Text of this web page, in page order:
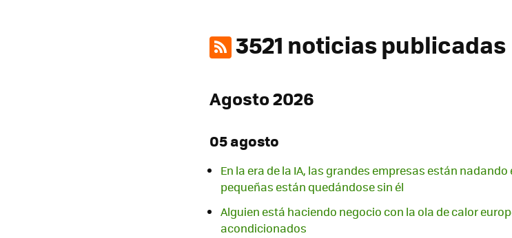
3521 noticias publicadas
Agosto 2026
05 agosto
En la era de la IA, las grandes empresas están
pequeñas están quedándose sin él
Alguien está haciendo negocio con la ola de calor
acondicionados